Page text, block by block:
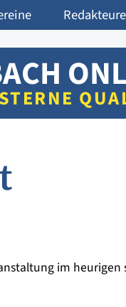
Redakteure
im heurigen